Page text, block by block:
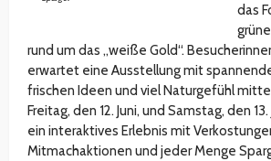
das
rund um das „weiße Gold“.
erwartet eine Ausstellung mit
frischen Ideen und viel Naturgefühl
Freitag, den 12. Juni, und Samstag, den
ein interaktives Erlebnis mit
Mitmachaktionen und jeder Menge